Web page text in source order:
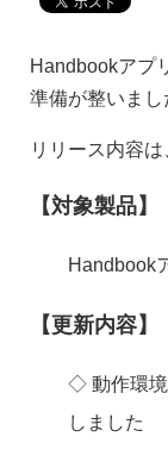
Handbookアプ
準備が整いまし
リリース内容は
【対象製品】
Handbook
【更新内容】
◇ 動作環境
しました